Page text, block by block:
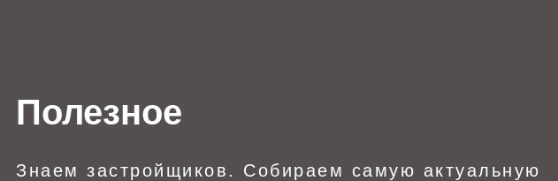
Полезное
Знаем застройщиков. Собираем самую актуальную